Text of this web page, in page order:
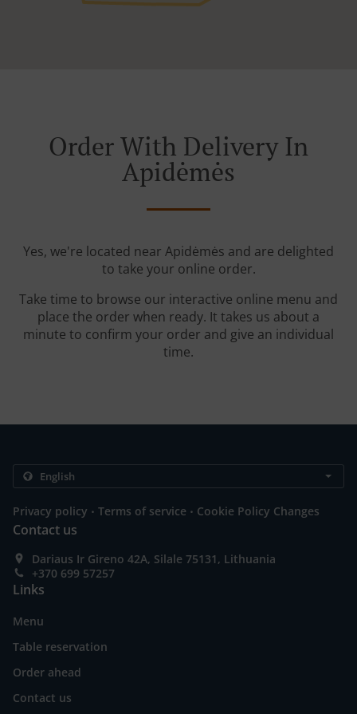
Order With Delivery In
Apidėmės
Yes, we're located near Apidėmės and are delighted
to take your online order.
Take time to browse our interactive online menu and
place the order when ready. It takes us about a
minute to confirm your order and give an individual
time.
Privacy policy . Terms of service . Cookie Policy Changes
Contact us
Dariaus Ir Gireno 42A, Silale 75131, Lithuania
+370 699 57257
Links
Menu
Table reservation
Order ahead
Contact us